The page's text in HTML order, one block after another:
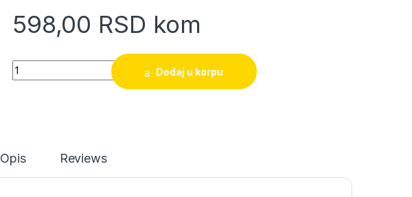
598,00 RSD kom
Makaze za orezivanje DELI Basic 200mm quantity
Dodaj u korpu
Opis Reviews